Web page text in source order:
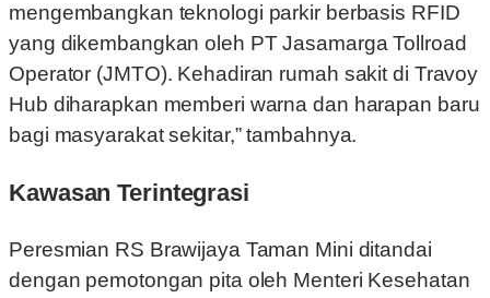
mengembangkan teknologi parkir berbasis RFID
yang dikembangkan oleh PT Jasamarga Tollroad
Operator (JMTO). Kehadiran rumah sakit di Travoy
Hub diharapkan memberi warna dan harapan baru
bagi masyarakat sekitar,” tambahnya.
Kawasan Terintegrasi
Peresmian RS Brawijaya Taman Mini ditandai
dengan pemotongan pita oleh Menteri Kesehatan